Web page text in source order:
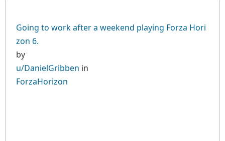
Going to work after a weekend playing Forza Hori
zon 6.
by
u/DanielGribben in
ForzaHorizon